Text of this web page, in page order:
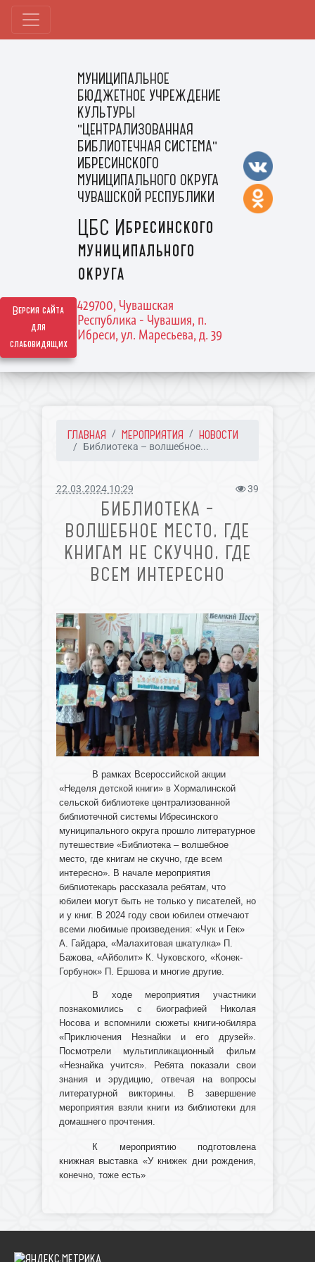
Версия сайта
для
слабовидящих
МУНИЦИПАЛЬНОЕ
БЮДЖЕТНОЕ УЧРЕЖДЕНИЕ
КУЛЬТУРЫ
"ЦЕНТРАЛИЗОВАННАЯ
БИБЛИОТЕЧНАЯ СИСТЕМА"
ИБРЕСИНСКОГО
МУНИЦИПАЛЬНОГО ОКРУГА
ЧУВАШСКОЙ РЕСПУБЛИКИ
ЦБС Ибресинского
муниципального
округа
429700, Чувашская
Республика - Чувашия, п.
Ибреси, ул. Маресьева, д. 39
ГЛАВНАЯ МЕРОПРИЯТИЯ НОВОСТИ
Библиотека – волшебное...
22.03.2024 10:29 39
БИБЛИОТЕКА –
ВОЛШЕБНОЕ МЕСТО, ГДЕ
КНИГАМ НЕ СКУЧНО, ГДЕ
ВСЕМ ИНТЕРЕСНО
В рамках Всероссийской акции
«Неделя детской книги» в Хормалинской
сельской библиотеке централизованной
библиотечной системы Ибресинского
муниципального округа прошло литературное
путешествие «Библиотека – волшебное
место, где книгам не скучно, где всем
интересно». В начале мероприятия
библиотекарь рассказала ребятам, что
юбилеи могут быть не только у писателей, но
и у книг. В 2024 году свои юбилеи отмечают
всеми любимые произведения: «Чук и Гек»
А. Гайдара, «Малахитовая шкатулка» П.
Бажова, «Айболит» К. Чуковского, «Конек-
Горбунок» П. Ершова и многие другие.
В ходе мероприятия участники
познакомились с биографией Николая
Носова и вспомнили сюжеты книги-юбиляра
«Приключения Незнайки и его друзей».
Посмотрели мультипликационный фильм
«Незнайка учится». Ребята показали свои
знания и эрудицию, отвечая на вопросы
литературной викторины. В завершение
мероприятия взяли книги из библиотеки для
домашнего прочтения.
К мероприятию подготовлена
книжная выставка «У книжек дни рождения,
конечно, тоже есть»